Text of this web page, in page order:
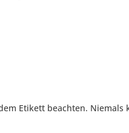
Etikett beachten. Niemals